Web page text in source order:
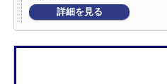
詳細を見る